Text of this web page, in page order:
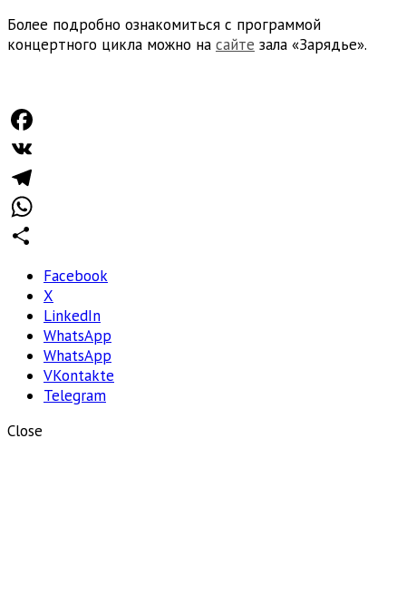
Более подробно ознакомиться с программой
концертного цикла можно на сайте зала «Зарядье».
Facebook
VK
Telegram
WhatsApp
Facebook
X
LinkedIn
WhatsApp
WhatsApp
VKontakte
Telegram
Close